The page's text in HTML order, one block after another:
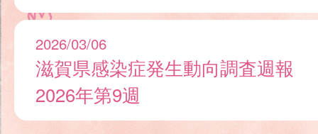
2026/03/06
滋賀県感染症発生動向調査週報
2026年第9週